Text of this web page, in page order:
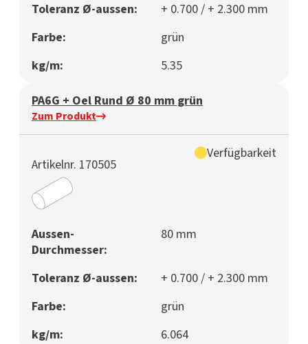
Toleranz Ø-aussen:
+ 0.700 / + 2.300 mm
Farbe:
grün
kg/m:
5.35
PA6G + Oel Rund Ø 80 mm grün
Zum Produkt
Artikelnr. 170505
Verfügbarkeit
Aussen-
Durchmesser:
80 mm
Toleranz Ø-aussen:
+ 0.700 / + 2.300 mm
Farbe:
grün
kg/m:
6.064